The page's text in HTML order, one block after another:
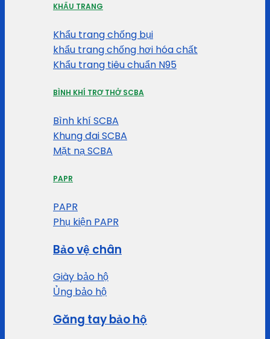
KHẨU TRANG
Khẩu trang chống bụi
khẩu trang chống hơi hóa chất
Khẩu trang tiêu chuẩn N95
BÌNH KHÍ TRỢ THỞ SCBA
Bình khí SCBA
Khung đai SCBA
Mặt nạ SCBA
PAPR
PAPR
Phụ kiện PAPR
Bảo vệ chân
Giày bảo hộ
Ủng bảo hộ
Găng tay bảo hộ